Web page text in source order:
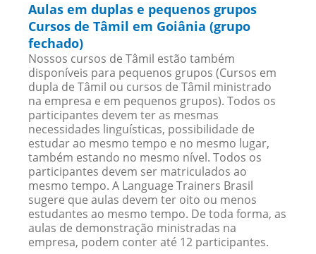
Aulas em duplas e pequenos grupos
Cursos de Tâmil em Goiânia (grupo
fechado)
Nossos cursos de Tâmil estão também
disponíveis para pequenos grupos (Cursos em
dupla de Tâmil ou cursos de Tâmil ministrado
na empresa e em pequenos grupos). Todos os
participantes devem ter as mesmas
necessidades linguísticas, possibilidade de
estudar ao mesmo tempo e no mesmo lugar,
também estando no mesmo nível. Todos os
participantes devem ser matriculados ao
mesmo tempo. A Language Trainers Brasil
sugere que aulas devem ter oito ou menos
estudantes ao mesmo tempo. De toda forma, as
aulas de demonstração ministradas na
empresa, podem conter até 12 participantes.